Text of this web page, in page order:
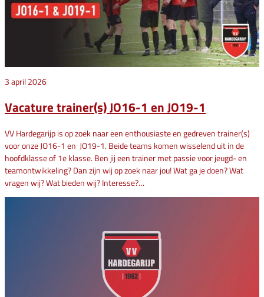
3 april 2026
Vacature trainer(s) JO16-1 en JO19-1
VV Hardegarijp is op zoek naar een enthousiaste en gedreven trainer(s)
voor onze JO16-1 en JO19-1. Beide teams komen wisselend uit in de
hoofdklasse of 1e klasse. Ben jij een trainer met passie voor jeugd- en
teamontwikkeling? Dan zijn wij op zoek naar jou! Wat ga je doen? Wat
vragen wij? Wat bieden wij? Interesse?…